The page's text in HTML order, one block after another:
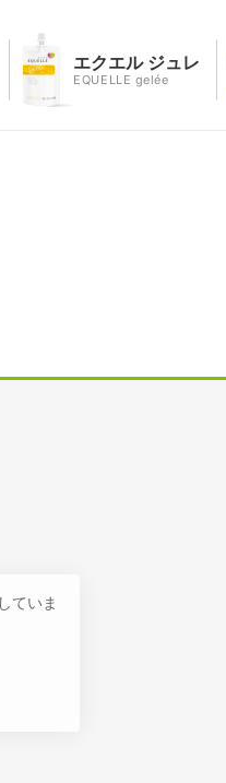
エクエル ジュレ
EQUELLE gelée
ていま